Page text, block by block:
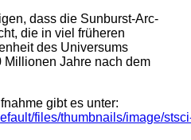
dass die Sunburst-Arc-
die in viel früheren
des Universums
Jahre nach dem
gibt es unter:
files/thumbnails/image/